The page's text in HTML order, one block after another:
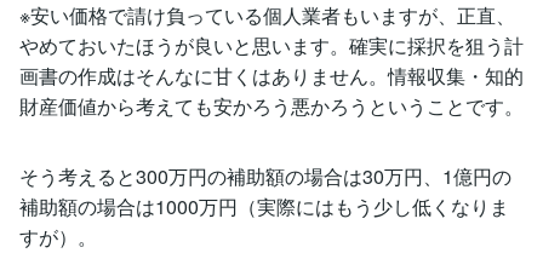
※安い価格で請け負っている個人業者もいますが、正直、
やめておいたほうが良いと思います。確実に採択を狙う計
画書の作成はそんなに甘くはありません。情報収集・知的
財産価値から考えても安かろう悪かろうということです。
そう考えると300万円の補助額の場合は30万円、1億円の
補助額の場合は1000万円（実際にはもう少し低くなりま
すが）。